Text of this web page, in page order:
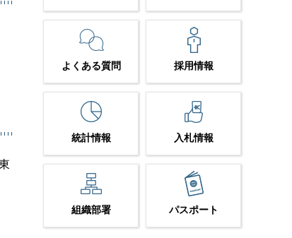
よくある質問 採用情報
統計情報 入札情報
組織部署 パスポート